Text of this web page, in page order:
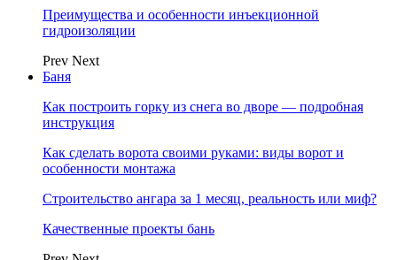
Преимущества и особенности инъекционной
гидроизоляции
Prev Next
Баня
Как построить горку из снега во дворе — подробная
инструкция
Как сделать ворота своими руками: виды ворот и
особенности монтажа
Строительство ангара за 1 месяц, реальность или миф?
Качественные проекты бань